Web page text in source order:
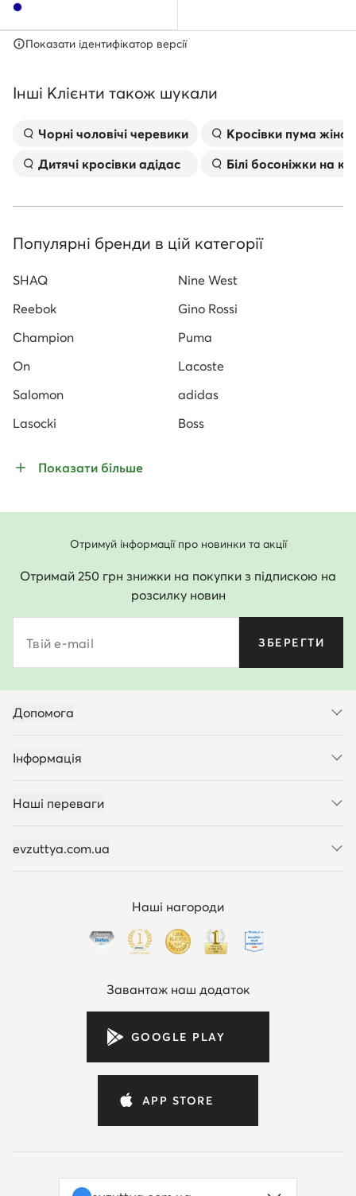
Показати ідентифікатор версії
Інші Клієнти також шукали
Чорні чоловічі черевики
Дитячі кросівки адідас
Kросівки пума
Білі босоніжки на
Популярні бренди в цій категорії
SHAQ
Nine West
Reebok
Gino Rossi
Champion
Puma
On
Lacoste
Salomon
adidas
Lasocki
Boss
Показати більше
Отримуй інформації про новинки та акції
Отримай 250 грн знижки на покупки з підпискою на
розсилку новин
Твій e-mail ЗБЕРЕГТИ
Допомога
Інформація
Наші переваги
evzuttya.com.ua
Наші нагороди
Завантаж наш додаток
GOOGLE PLAY
APP STORE